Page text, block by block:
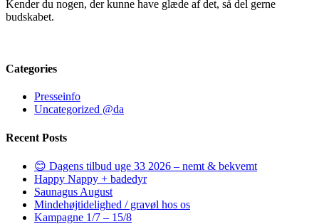
Kender du nogen, der kunne have glæde af det, så del gerne
budskabet.
Categories
Presseinfo
Uncategorized @da
Recent Posts
😊 Dagens tilbud uge 33 2026 – nemt & bekvemt
Happy Nappy + badedyr
Saunagus August
Mindehøjtidelighed / gravøl hos os
Kampagne 1/7 – 15/8